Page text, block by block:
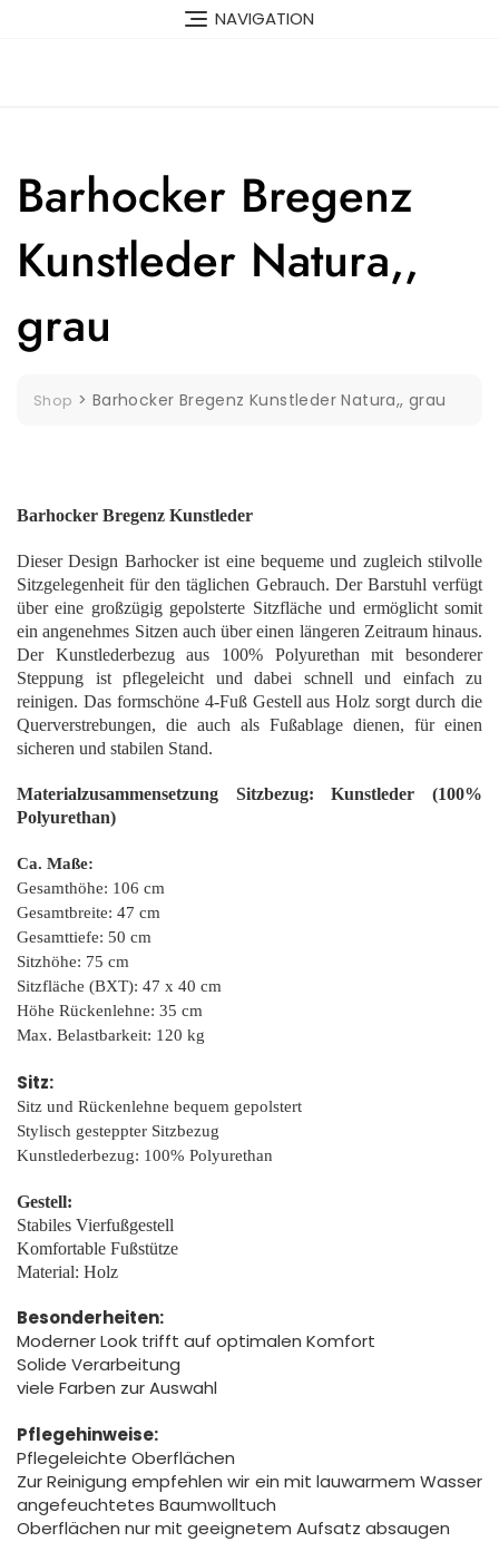
NAVIGATION
Barhocker Bregenz
Kunstleder Natura,,
grau
Shop > Barhocker Bregenz Kunstleder Natura,, grau
Barhocker Bregenz Kunstleder
Dieser Design Barhocker ist eine bequeme und zugleich stilvolle
Sitzgelegenheit für den täglichen Gebrauch. Der Barstuhl verfügt
über eine großzügig gepolsterte Sitzfläche und ermöglicht somit
ein angenehmes Sitzen auch über einen längeren Zeitraum hinaus.
Der Kunstlederbezug aus 100% Polyurethan mit besonderer
Steppung ist pflegeleicht und dabei schnell und einfach zu
reinigen. Das formschöne 4-Fuß Gestell aus Holz sorgt durch die
Querverstrebungen, die auch als Fußablage dienen, für einen
sicheren und stabilen Stand.
Materialzusammensetzung Sitzbezug: Kunstleder (100%
Polyurethan)
Ca. Maße:
Gesamthöhe: 106 cm
Gesamtbreite: 47 cm
Gesamttiefe: 50 cm
Sitzhöhe: 75 cm
Sitzfläche (BXT): 47 x 40 cm
Höhe Rückenlehne: 35 cm
Max. Belastbarkeit: 120 kg
Sitz:
Sitz und Rückenlehne bequem gepolstert
Stylisch gesteppter Sitzbezug
Kunstlederbezug: 100% Polyurethan
Gestell:
Stabiles Vierfußgestell
Komfortable Fußstütze
Material: Holz
Besonderheiten:
Moderner Look trifft auf optimalen Komfort
Solide Verarbeitung
viele Farben zur Auswahl
Pflegehinweise:
Pflegeleichte Oberflächen
Zur Reinigung empfehlen wir ein mit lauwarmem Wasser
angefeuchtetes Baumwolltuch
Oberflächen nur mit geeignetem Aufsatz absaugen